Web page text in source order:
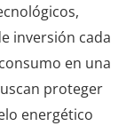
inversión cada
en una
proteger
energético